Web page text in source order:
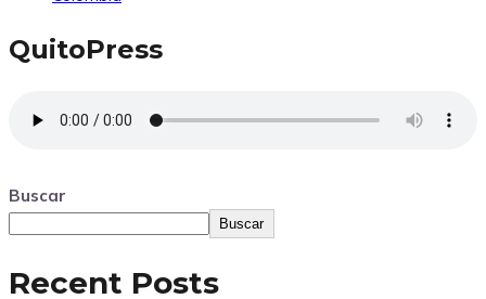
QuitoPress
Buscar
Buscar
Recent Posts